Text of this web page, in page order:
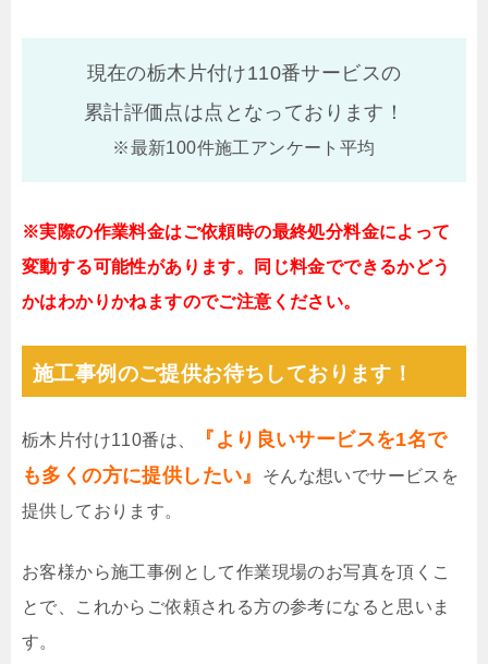
現在の栃木片付け110番サービスの
累計評価点は点となっております！
※最新100件施工アンケート平均
※実際の作業料金はご依頼時の最終処分料金によって
変動する可能性があります。同じ料金でできるかどう
かはわかりかねますのでご注意ください。
施工事例のご提供お待ちしております！
栃木片付け110番は、
『より良いサービスを1名で
も多くの方に提供したい』
そんな想いでサービスを
提供しております。
お客様から施工事例として作業現場のお写真を頂くこ
とで、これからご依頼される方の参考になると思いま
す。